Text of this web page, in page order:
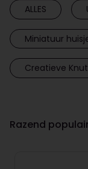
ALLES
Miniatuur
Creatieve
Razend